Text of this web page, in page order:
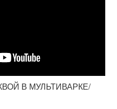
В МУЛЬТИВАРКЕ/